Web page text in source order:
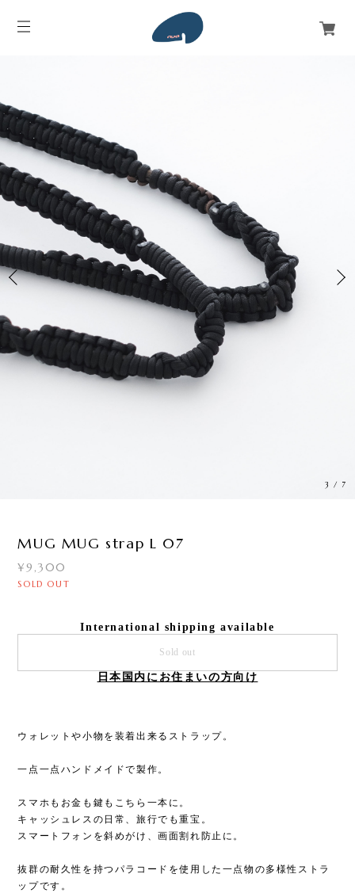
4 / 7
MUG MUG strap L 07
¥9,300
SOLD OUT
International shipping available
Sold out
日本国内にお住まいの方向け
ウォレットや小物を装着出来るストラップ。
一点一点ハンドメイドで製作。
スマホもお金も鍵もこちら一本に。
キャッシュレスの日常、旅行でも重宝。
スマートフォンを斜めがけ、画面割れ防止に。
抜群の耐久性を持つパラコードを使用した一点物の多様性ストラ
ップです。